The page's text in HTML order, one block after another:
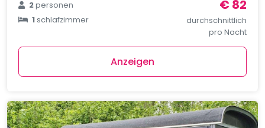
2personen
1schlafzimmer
€ 82
durchschnittlich
pro Nacht
Anzeigen